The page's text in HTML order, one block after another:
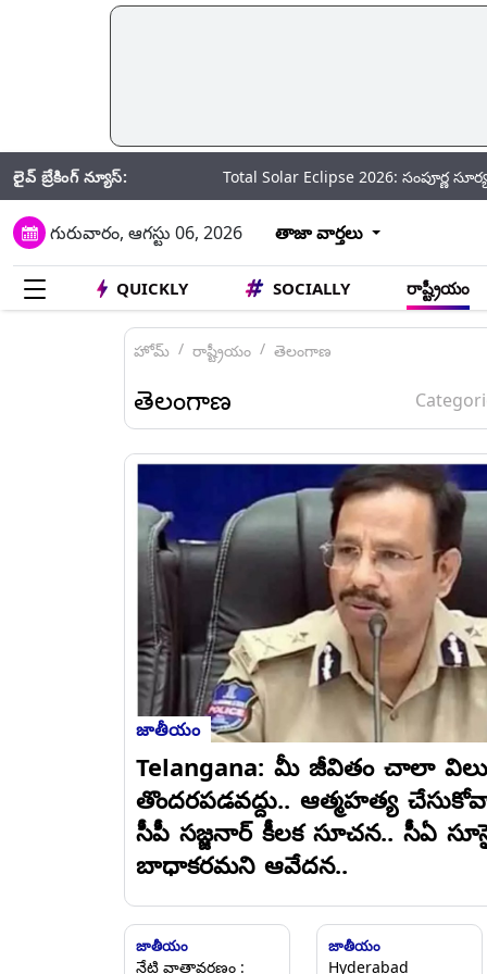
లైవ్ బ్రేకింగ్ న్యూస్: Total Solar Eclipse 2026: సంపూర్ణ సూర్యగ్రహణం
గురువారం, ఆగస్టు 06, 2026 తాజా వార్తలు
QUICKLY SOCIALLY రాష్ట్రీయం
హోమ్ రాష్ట్రీయం తెలంగాణ
తెలంగాణ
జాతీయం
Telangana: మీ జీవితం చాలా
తొందరపడవద్దు.. ఆత్మహత్య
సీపీ సజ్జనార్ కీలక సూచన.. సీఏ
బాధాకరమని ఆవేదన..
జాతీయం
నేటి వాతావరణం :
జాతీయం
Hyderabad